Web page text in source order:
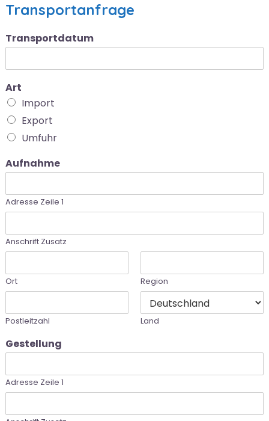
Transportanfrage
Transportdatum
Art
Import
Export
Umfuhr
Aufnahme
Adresse Zeile 1
Anschrift Zusatz
Ort Region
Postleitzahl Land
Gestellung
Adresse Zeile 1